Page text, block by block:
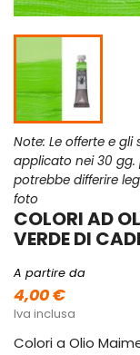
Note: Le offerte e
applicato nei 30
potrebbe differire
foto
COLORI AD
VERDE DI
A partire da
4,00 €
Iva inclusa
Colori a Olio